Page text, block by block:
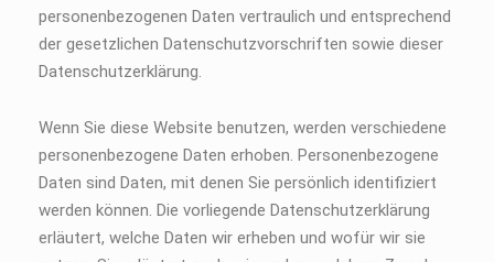
personenbezogenen Daten vertraulich und entsprechend
der gesetzlichen Datenschutzvorschriften sowie dieser
Datenschutzerklärung.
Wenn Sie diese Website benutzen, werden verschiedene
personenbezogene Daten erhoben. Personenbezogene
Daten sind Daten, mit denen Sie persönlich identifiziert
werden können. Die vorliegende Datenschutzerklärung
erläutert, welche Daten wir erheben und wofür wir sie